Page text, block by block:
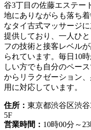
谷3丁目の佐藤エステー
地にありながらも落ち
なタイ古式マッサージ
提供しており、一人ひ
フの技術と接客レベル
られています。毎日10
しい方でも自分のペー
からリラクゼーション
用に対応しています。
住所： 東京都渋谷区渋
5F
営業時間： 10時00分～